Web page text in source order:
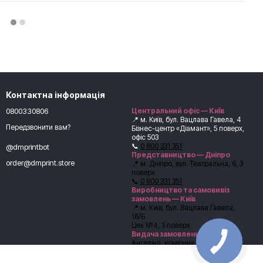
Контактна інформація
0800330806
Передзвонити вам?
@dmprintbot
order@dmprint.store
Центральний офіс — Київ
📍 м. Київ, бул. Вацлава Гавела, 4
Бізнес-центр «Діамант», 5 поверх,
офіс 503
📞 0 800 331 351
Представництво — Дніпро
📍 м. Дніпро, вул. Театральна, 6, 3
поверх
📞 0 800 331 351
Виробництво та самовивіз
замовлень — Київ
📍 м. Київ, бул. Вацлава Гавела,
16/Б
Цех №4, 3 поверх
Видача замовлень:
Ангеліна, комірник
+38 (067) 246-54-62
Перед самовивозом обов’язково